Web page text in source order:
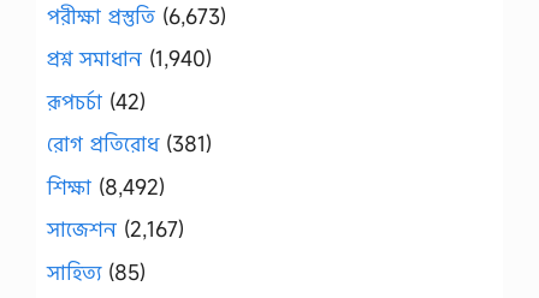
পরীক্ষা প্রস্তুতি (6,673)
প্রশ্ন সমাধান (1,940)
রূপচর্চা (42)
রোগ প্রতিরোধ(381)
শিক্ষা (8,492)
সাজেশন (2,167)
সাহিত্য(85)